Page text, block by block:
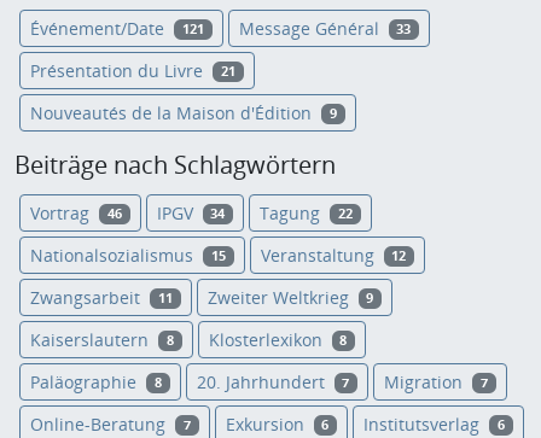
Événement/Date 121 Message Général 33
Présentation du Livre 21
Nouveautés de la Maison d'Édition 9
Beiträge nach Schlagwörtern
Vortrag 46 IPGV 34 Tagung 22
Nationalsozialismus 15 Veranstaltung 12
Zwangsarbeit 11 Zweiter Weltkrieg 9
Kaiserslautern 8 Klosterlexikon 8
Paläographie 8 20. Jahrhundert 7 Migration 7
Online-Beratung 7 Exkursion 6 Institutsverlag 6